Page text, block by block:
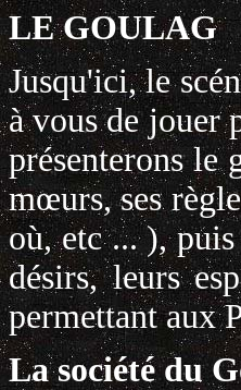
LE GOULAG
Jusqu'ici, le
à vous de jouer
présenterons le
mœurs, ses
où, etc ... ),
désirs, leurs
permettant aux
La société du